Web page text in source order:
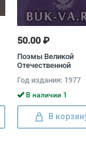
50.00 ₽
Поэмы Великой
Отечественной
Год издания: 1977
В наличии 1
В